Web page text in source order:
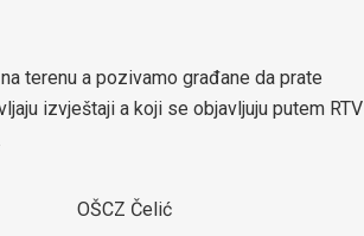
terenu a pozivamo građane da prate
izvještaji a koji se objavljuju putem RTV
Čelić